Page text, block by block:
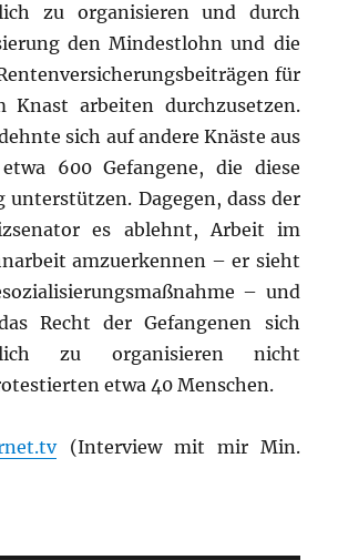
zu organisieren und durch
den Mindestlohn und die
für
Knast arbeiten durchzusetzen.
sich auf andere Knäste aus
600 Gefangene, die diese
unterstützen. Dagegen, dass der
es ablehnt, Arbeit im
amzuerkennen – er sieht
– und
Recht der Gefangenen sich
zu organisieren nicht
etwa 40 Menschen.
(Interview mit mir Min.